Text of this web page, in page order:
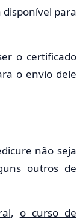
disponível para
o certificado
o envio dele
não seja
outros de
, o curso de